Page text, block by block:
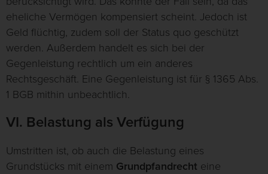
eheliche Vermögen kompensiert scheint. Jedoch ist
Geld flüchtig, zudem soll der Status quo geschützt
werden. Außerdem handelt es sich bei der
Gegenleistung rechtlich um ein anderes
Rechtsgeschäft. Eine Gegenleistung ist für § 1365 Abs.
1 BGB mithin unbeachtlich.
VI. Belastung als Verfügung
Umstritten ist, ob auch die Belastung eines
Grundstücks mit einem Grundpfandrecht eine